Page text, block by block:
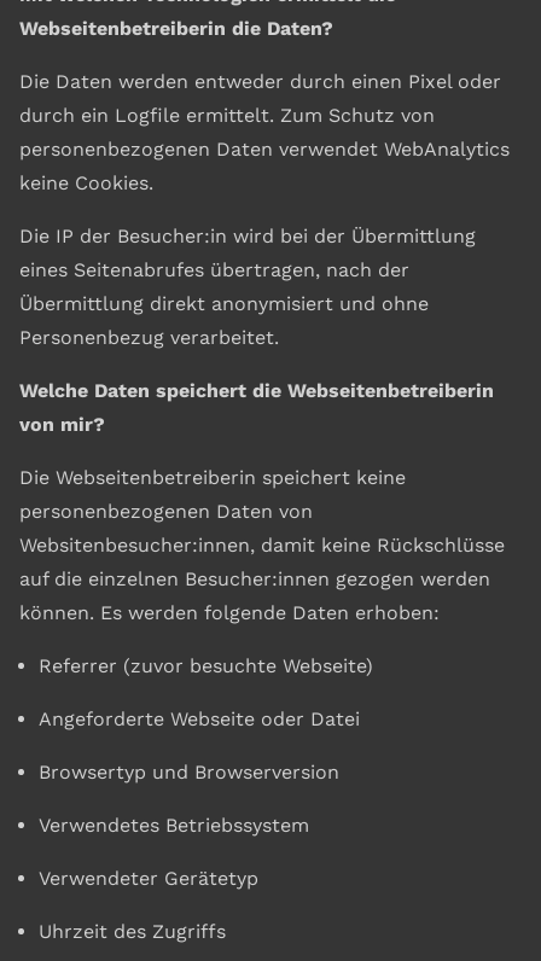
Webseitenbetreiberin die Daten?
Die Daten werden entweder durch einen Pixel oder
durch ein Logfile ermittelt. Zum Schutz von
personenbezogenen Daten verwendet WebAnalytics
keine Cookies.
Die IP der Besucher:in wird bei der Übermittlung
eines Seitenabrufes übertragen, nach der
Übermittlung direkt anonymisiert und ohne
Personenbezug verarbeitet.
Welche Daten speichert die Webseitenbetreiberin
von mir?
Die Webseitenbetreiberin speichert keine
personenbezogenen Daten von
Websitenbesucher:innen, damit keine Rückschlüsse
auf die einzelnen Besucher:innen gezogen werden
können. Es werden folgende Daten erhoben:
Referrer (zuvor besuchte Webseite)
Angeforderte Webseite oder Datei
Browsertyp und Browserversion
Verwendetes Betriebssystem
Verwendeter Gerätetyp
Uhrzeit des Zugriffs